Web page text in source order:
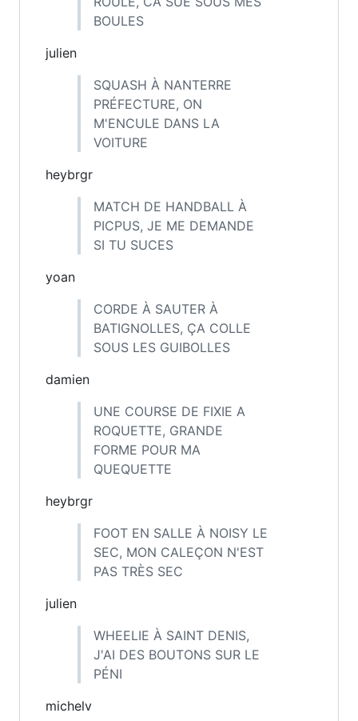
BOULES
julien
SQUASH À NANTERRE
PRÉFECTURE, ON
M'ENCULE DANS LA
VOITURE
heybrgr
MATCH DE HANDBALL À
PICPUS, JE ME DEMANDE
SI TU SUCES
yoan
CORDE À SAUTER À
BATIGNOLLES, ÇA COLLE
SOUS LES GUIBOLLES
damien
UNE COURSE DE FIXIE A
ROQUETTE, GRANDE
FORME POUR MA
QUEQUETTE
heybrgr
FOOT EN SALLE À NOISY LE
SEC, MON CALEÇON N'EST
PAS TRÈS SEC
julien
WHEELIE À SAINT DENIS,
J'AI DES BOUTONS SUR LE
PÉNI
michelv